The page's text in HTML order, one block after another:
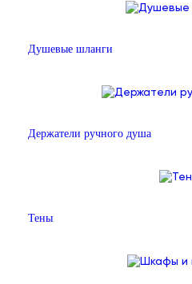
Душевые шланги
Держатели ручного душа
Тены